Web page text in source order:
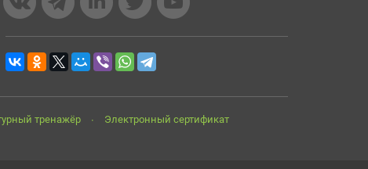
тренажёр
Электронный сертификат